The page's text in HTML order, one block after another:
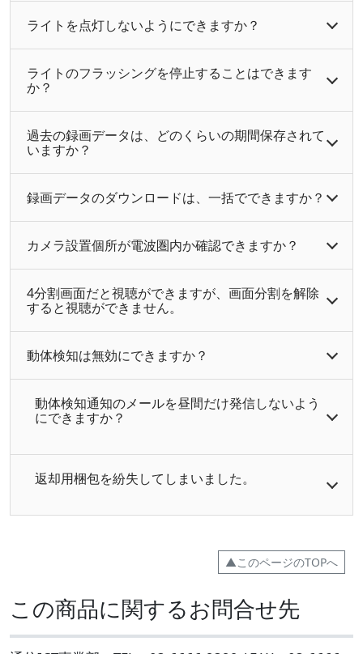
ライトを点灯しないようにできますか？
ライトのフラッシングを停止することはできます
か？
過去の録画データは、どのくらいの期間保存されて
いますか？
録画データのダウンロードは、一括でできますか？
カメラ設置個所が電波圏内か確認できますか？
4分割画面だと視聴ができますが、画面分割を解除
すると視聴ができません。
動体検知は無効にできますか？
動体検知通知のメールを昼間だけ発信しないよう
にできますか？
返却用梱包を紛失してしまいました。
▲このページのTOPへ
この商品に関するお問合せ先